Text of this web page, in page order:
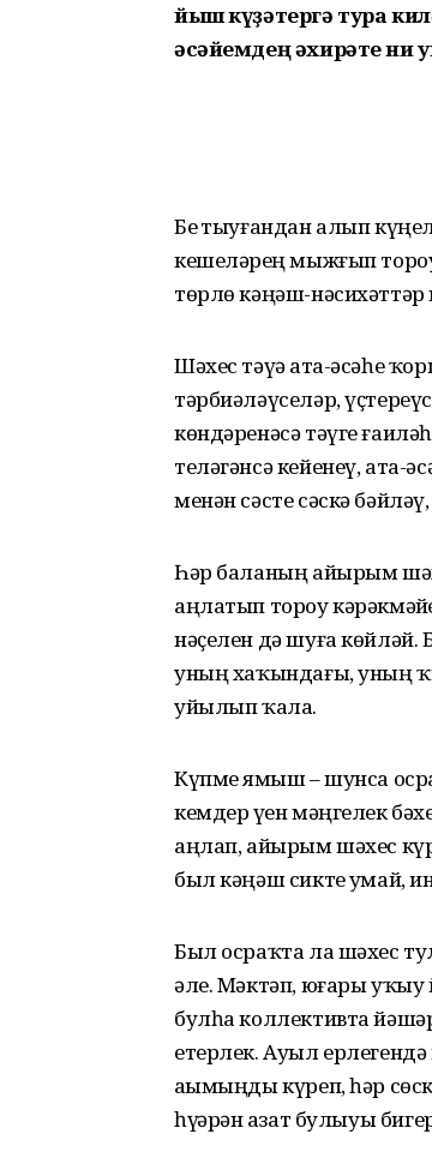
йыш күҙәтергә тура
әсәйемдең әхирәте ни
Беҙ тыуғандан алып
кешеләрҙең мыжғып
төрлө кәңәш-нәсихәттәр
Шәхес тәүҙә ата-әсәһе
тәрбиәләү­селәр,
көндәренәсә тәүге
теләгәнсә кейенеү, ата-
менән сәсте сәскә
Һәр баланың айырым
аңлатып тороу
нәҫелен дә шуға
уның хаҡындағы, уның
уйылып ҡала.
Күпме яҙмыш – шунса
кемдер үҙен мәңгелек
аңлап, айырым шәхес
был кәңәш сикте уҙмай,
Был осраҡта ла шәхес
әле. Мәктәп, юға­ры уҡыу
булһа коллективта
етерлек. Ауыл
аҙымыңды күреп, һәр
һүҙ­ҙәр­ҙән азат булыуы